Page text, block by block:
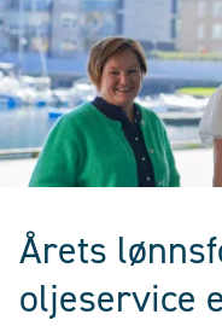
Årets
oljeservice